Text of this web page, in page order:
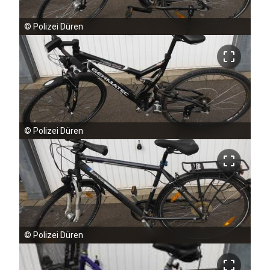
© Polizei Düren
crop_free
© Polizei Düren
crop_free
© Polizei Düren
crop_free